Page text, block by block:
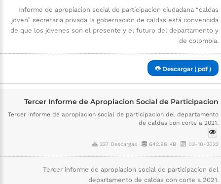
Informe de apropiacion social de participacion ciudadana “caldas
joven” secretaria privada la gobernación de caldas está convencida
de que los jóvenes son el presente y el futuro del departamento y
de colombia.
Descargar ( pdf )
Tercer Informe de Apropiacion Social de Participacion
Tercer informe de apropiacion social de participacion del departamento
de caldas con corte a 2021.
337 Descargas 642.88 KB 03-10-2022
Tercer informe de apropiacion social de participacion del
departamento de caldas con corte a 2021.